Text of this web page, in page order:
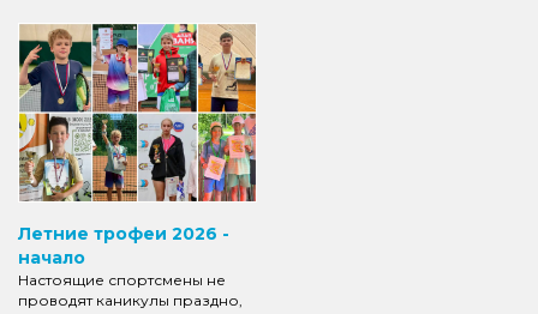
Летние трофеи 2026 -
начало
Настоящие спортсмены не
проводят каникулы праздно,